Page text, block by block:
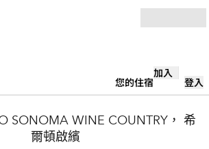
您的住宿
加入
登入
SONOMA WINE COUNTRY， 希
爾頓啟繽